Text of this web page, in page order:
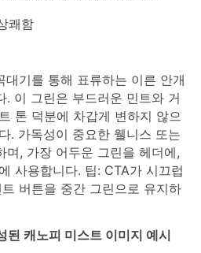
쾌함
기를 통해 표류하는 이른 안개
. 이 그린은 부드러운 민트와 거
톤 덕분에 차갑게 변하지 않으
. 가독성이 중요한 웰니스 또는
며, 가장 어두운 그린을 헤더에,
사용합니다. 팁: CTA가 시끄럽
버튼을 중간 그린으로 유지하
캐노피 미스트 이미지 예시